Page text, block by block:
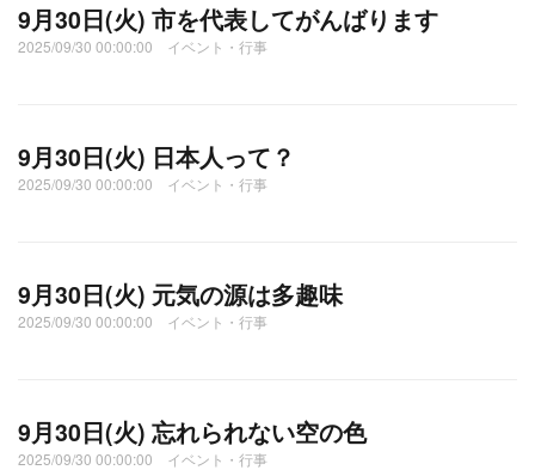
9月30日(火) 市を代表してがんばります
2025/09/30 00:00:00 イベント・行事
9月30日(火) 日本人って？
2025/09/30 00:00:00 イベント・行事
9月30日(火) 元気の源は多趣味
2025/09/30 00:00:00 イベント・行事
9月30日(火) 忘れられない空の色
2025/09/30 00:00:00 イベント・行事